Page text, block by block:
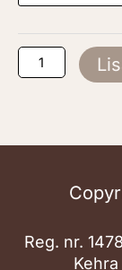
Reg. nr.